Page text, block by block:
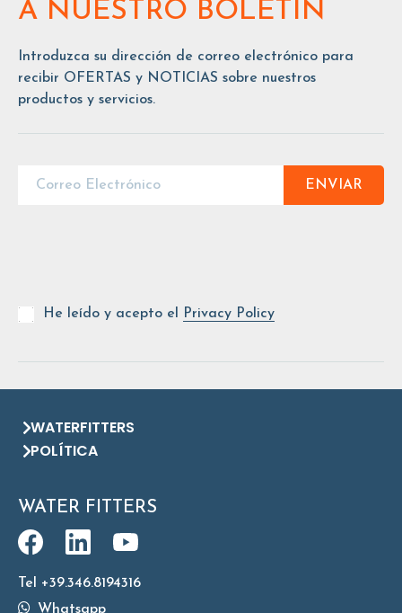
A NUESTRO BOLETÍN
Introduzca su dirección de correo electrónico para
recibir OFERTAS y NOTICIAS sobre nuestros
productos y servicios.
ENVIAR
He leído y acepto el Privacy Policy
WATERFITTERS
POLÍTICA
WATER FITTERS
Tel +39.346.8194316
Whatsapp